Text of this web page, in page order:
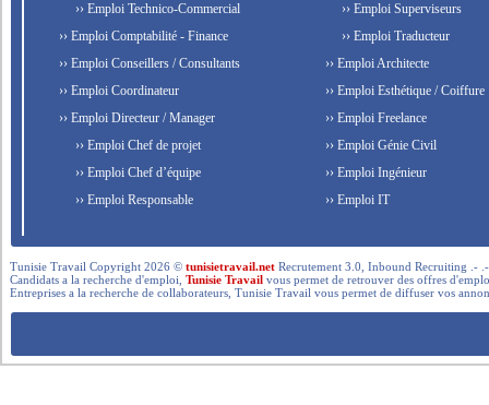
›› Emploi Technico-Commercial
›› Emploi Comptabilité - Finance
›› Emploi Conseillers / Consultants
›› Emploi Coordinateur
›› Emploi Directeur / Manager
›› Emploi Chef de projet
›› Emploi Chef d’équipe
›› Emploi Responsable
›› Emploi Superviseurs
›› Emploi Traducteur
›› Emploi Architecte
›› Emploi Esthétique / Coiffure
›› Emploi Freelance
›› Emploi Génie Civil
›› Emploi Ingénieur
›› Emploi IT
Tunisie Travail Copyright 2026 ©tunisietravail.net Recrutement 3.0, Inbound Recruiting .-
Candidats a la recherche d'emploi,Tunisie Travail vous permet de retrouver des offres
Entreprises a la recherche de collaborateurs, Tunisie Travail vous permet de diffuser vos